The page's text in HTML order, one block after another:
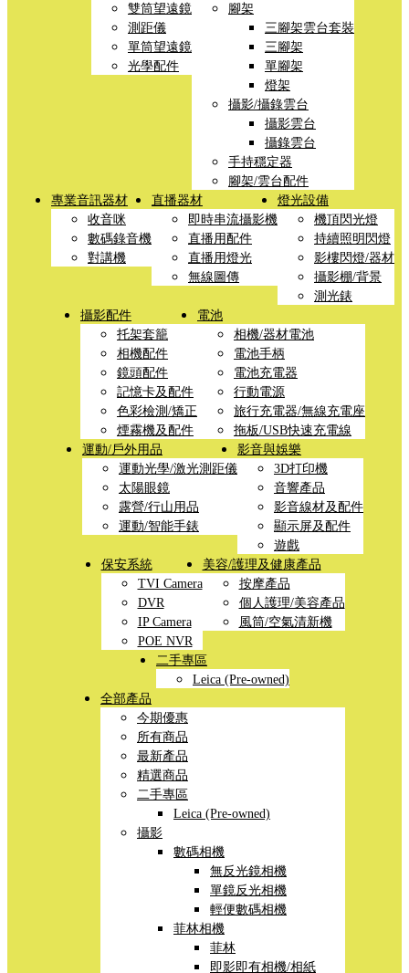
雙筒望遠鏡
測距儀
單筒望遠鏡
光學配件
腳架
三腳架雲台套裝
三腳架
單腳架
燈架
攝影/攝錄雲台
攝影雲台
攝錄雲台
手持穩定器
腳架/雲台配件
專業音訊器材
收音咪
數碼錄音機
對講機
直播器材
即時串流攝影機
直播用配件
直播用燈光
無線圖傳
燈光設備
機頂閃光燈
持續照明閃燈
影樓閃燈/器材
攝影棚/背景
測光錶
攝影配件
托架套籠
相機配件
鏡頭配件
記憶卡及配件
色彩檢測/矯正
煙霧機及配件
電池
相機/器材電池
電池手柄
電池充電器
行動電源
旅行充電器/無線充電座
拖板/USB快速充電線
運動/戶外用品
運動光學/激光測距儀
太陽眼鏡
露營/行山用品
運動/智能手錶
影音與娛樂
3D打印機
音響產品
影音線材及配件
顯示屏及配件
遊戲
保安系統
TVI Camera
DVR
IP Camera
POE NVR
美容/護理及健康產品
按摩產品
個人護理/美容產品
風筒/空氣清新機
二手專區
Leica (Pre-owned)
全部產品
今期優惠
所有商品
最新產品
精選商品
二手專區
Leica (Pre-owned)
攝影
數碼相機
無反光鏡相機
單鏡反光相機
輕便數碼相機
菲林相機
菲林
即影即有相機/相紙